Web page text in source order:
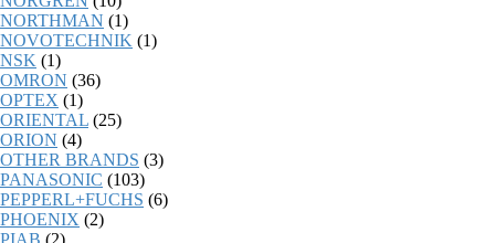
NORTHMAN (1)
NOVOTECHNIK (1)
NSK (1)
OMRON (36)
OPTEX (1)
ORIENTAL (25)
ORION (4)
OTHER BRANDS (3)
PANASONIC (103)
PEPPERL+FUCHS (6)
PHOENIX (2)
PIAB (2)